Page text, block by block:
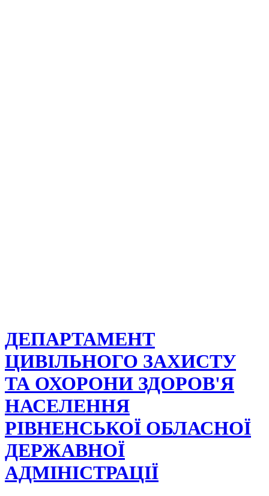
ДЕПАРТАМЕНТ
ЦИВІЛЬНОГО ЗАХИСТУ
ТА ОХОРОНИ ЗДОРОВ'Я
НАСЕЛЕННЯ
РІВНЕНСЬКОЇ ОБЛАСНОЇ
ДЕРЖАВНОЇ
АДМІНІСТРАЦІЇ